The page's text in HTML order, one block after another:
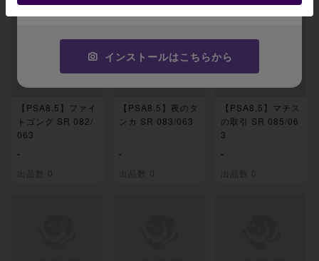
【PSA8.5】ファイ
トゴング SR 082/
063
-
出品数 0
【PSA8.5】夜のタ
ンカ SR 083/063
-
出品数 0
【PSA8.5】マチス
の取引 SR 085/06
3
-
出品数 0
インストールはこちらから